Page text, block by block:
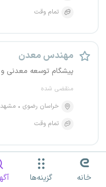
تمام وقت
مهندس معدن
پیشگام توسعه معدنی و
منقضی شده
خراسان رضوی
مشهد،
تمام وقت
سرپرست کارگاه
خانه گزینه‌ها